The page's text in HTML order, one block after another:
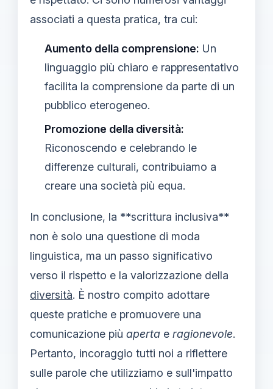
associati a questa pratica, tra cui:
Aumento della comprensione: Un
linguaggio più chiaro e rappresentativo
facilita la comprensione da parte di un
pubblico eterogeneo.
Promozione della diversità:
Riconoscendo e celebrando le
differenze culturali, contribuiamo a
creare una società più equa.
In conclusione, la **scrittura inclusiva**
non è solo una questione di moda
linguistica, ma un passo significativo
verso il rispetto e la valorizzazione della
diversità. È nostro compito adottare
queste pratiche e promuovere una
comunicazione più aperta e ragionevole.
Pertanto, incoraggio tutti noi a riflettere
sulle parole che utilizziamo e sull'impatto